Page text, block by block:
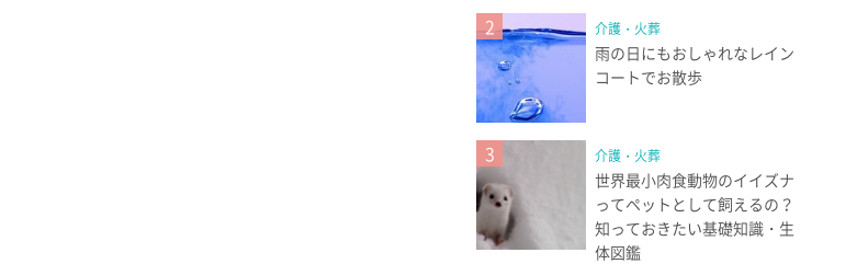
2 介護・火葬
雨の日にもおしゃれなレイン
コートでお散歩
3 介護・火葬
世界最小肉食動物のイイズナ
ってペットとして飼えるの？
知っておきたい基礎知識・生
体図鑑